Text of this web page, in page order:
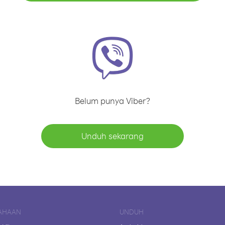
Belum punya Viber?
Unduh sekarang
UNDUH